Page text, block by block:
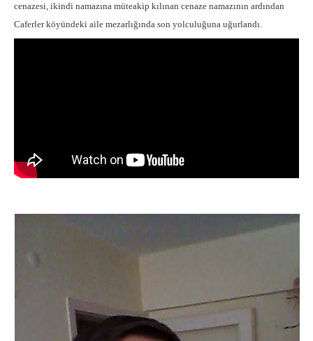
cenazesi, ikindi namazına müteakip kılınan cenaze namazının ardından
Caferler köyündeki aile mezarlığında son yolculuğuna uğurlandı.